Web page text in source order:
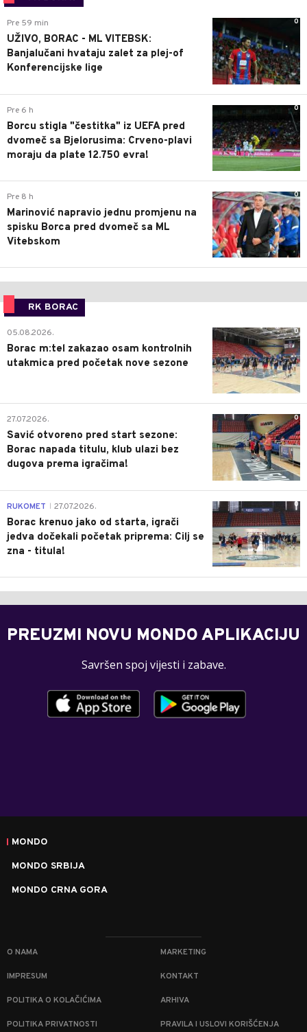
0
Pre 59 min
UŽIVO, BORAC - ML VITEBSK:
Banjalučani hvataju zalet za plej-of
Konferencijske lige
0
Pre 6 h
Borcu stigla "čestitka" iz UEFA pred
dvomeč sa Bjelorusima: Crveno-plavi
moraju da plate 12.750 evra!
0
Pre 8 h
Marinović napravio jednu promjenu na
spisku Borca pred dvomeč sa ML
Vitebskom
RK BORAC
0
05.08.2026.
Borac m:tel zakazao osam kontrolnih
utakmica pred početak nove sezone
0
27.07.2026.
Savić otvoreno pred start sezone:
Borac napada titulu, klub ulazi bez
dugova prema igračima!
0
RUKOMET 27.07.2026.
Borac krenuo jako od starta, igrači
jedva dočekali početak priprema: Cilj se
zna - titula!
PREUZMI NOVU MONDO APLIKACIJU
Savršen spoj vijesti i zabave.
MONDO
MONDO SRBIJA
MONDO CRNA GORA
O NAMA MARKETING
IMPRESUM KONTAKT
POLITIKA O KOLAČIĆIMA ARHIVA
POLITIKA PRIVATNOSTI PRAVILA I USLOVI KORIŠĆENJA